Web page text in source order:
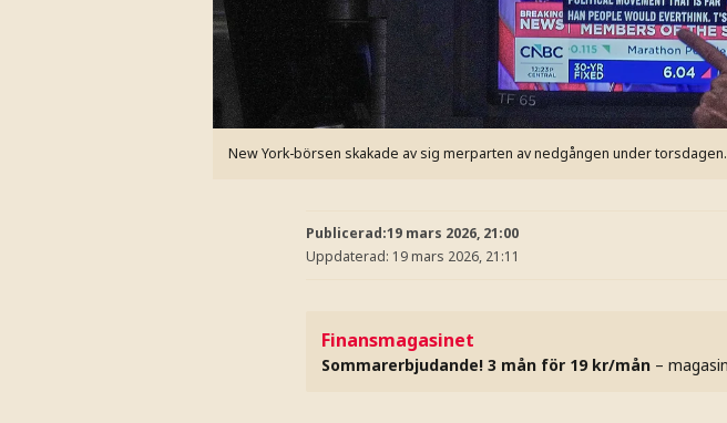
New York-börsen skakade av sig merparten av nedgången under torsdagen.
Publicerad:19 mars 2026, 21:00
Uppdaterad: 19 mars 2026, 21:11
Finansmagasinet
Sommarerbjudande! 3 mån för 19 kr/mån –